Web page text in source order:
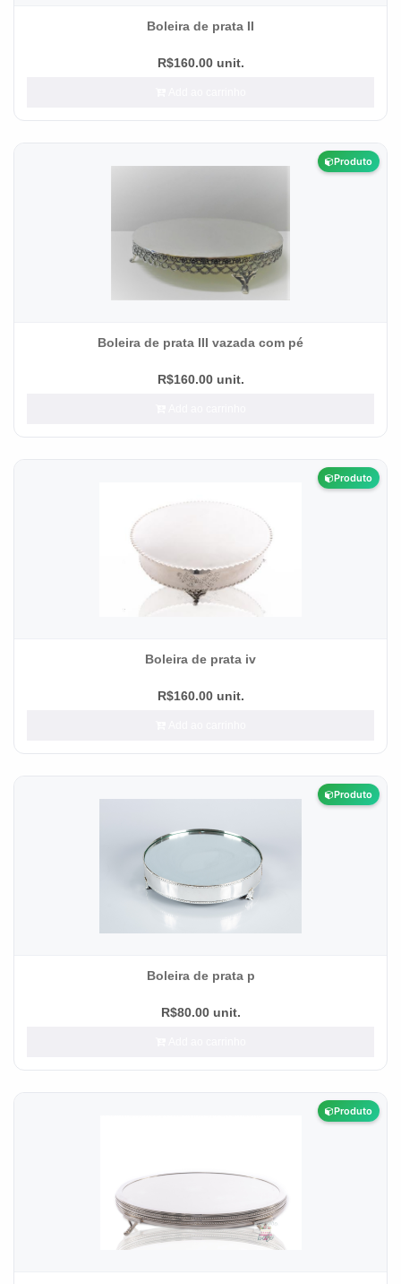
Boleira de prata II
R$160.00 unit.
Produto
Boleira de prata III vazada com pé
R$160.00 unit.
Produto
Boleira de prata iv
R$160.00 unit.
Produto
Boleira de prata p
R$80.00 unit.
Produto